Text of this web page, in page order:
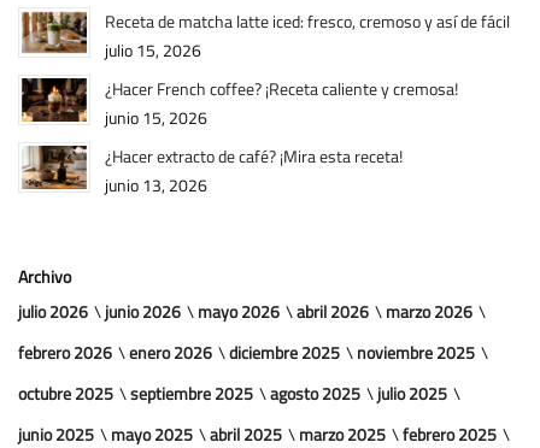
Receta de matcha latte iced: fresco, cremoso y así de fácil
julio 15, 2026
¿Hacer French coffee? ¡Receta caliente y cremosa!
junio 15, 2026
¿Hacer extracto de café? ¡Mira esta receta!
junio 13, 2026
Archivo
julio 2026
junio 2026 mayo 2026 abril 2026
marzo 2026
febrero 2026
enero 2026 diciembre 2025
noviembre 2025
octubre 2025
septiembre 2025 agosto 2025
julio 2025
junio 2025
mayo 2025 abril 2025 marzo 2025
febrero 2025